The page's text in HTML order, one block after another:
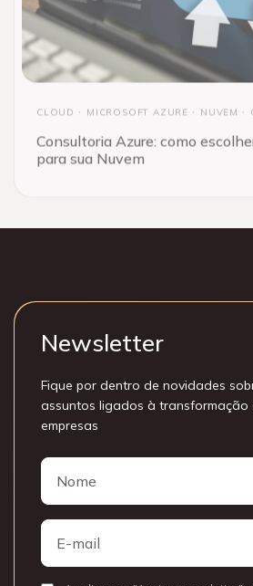
CLOUD MICROSOFT AZURE NUVEM
Consultoria Azure: como
para sua Nuvem
Newsletter
Fique por dentro de novidades
assuntos ligados à transformação
empresas
Nome
E-
mail